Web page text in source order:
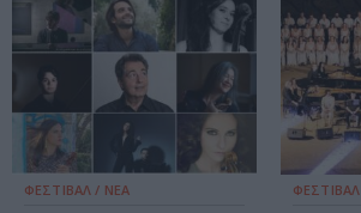
ΦΕΣΤΙΒΑΛ / ΝΕΑ